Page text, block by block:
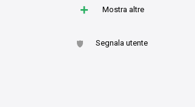
+ Mostra altre
Segnala utente